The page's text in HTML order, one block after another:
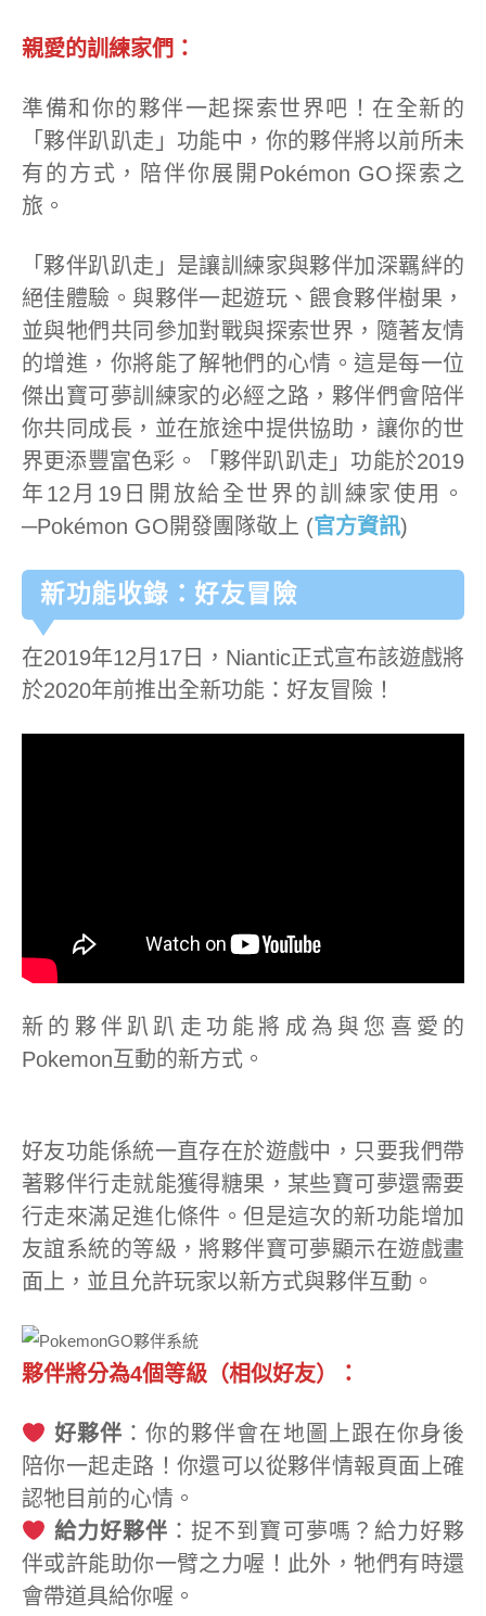
親愛的訓練家們：
準備和你的夥伴一起探索世界吧！在全新的
「夥伴趴趴走」功能中，你的夥伴將以前所未
有的方式，陪伴你展開Pokémon GO探索之
旅。
「夥伴趴趴走」是讓訓練家與夥伴加深羈絆的
絕佳體驗。與夥伴一起遊玩、餵食夥伴樹果，
並與牠們共同參加對戰與探索世界，隨著友情
的增進，你將能了解牠們的心情。這是每一位
傑出寶可夢訓練家的必經之路，夥伴們會陪伴
你共同成長，並在旅途中提供協助，讓你的世
界更添豐富色彩。「夥伴趴趴走」功能於2019
年12月19日開放給全世界的訓練家使用。
─Pokémon GO開發團隊敬上 (官方資訊)
新功能收錄：好友冒險
在2019年12月17日，Niantic正式宣布該遊戲將
於2020年前推出全新功能：好友冒險！
新的夥伴趴趴走功能將成為與您喜愛的
Pokemon互動的新方式。
好友功能係統一直存在於遊戲中，只要我們帶
著夥伴行走就能獲得糖果，某些寶可夢還需要
行走來滿足進化條件。但是這次的新功能增加
友誼系統的等級，將夥伴寶可夢顯示在遊戲畫
面上，並且允許玩家以新方式與夥伴互動。
夥伴將分為4個等級（相似好友）：
好夥伴 ：你的夥伴會在地圖上跟在你身後
陪你一起走路！你還可以從夥伴情報頁面上確
認牠目前的心情。
給力好夥伴 ：捉不到寶可夢嗎？給力好夥
伴或許能助你一臂之力喔！此外，牠們有時還
會帶道具給你喔。